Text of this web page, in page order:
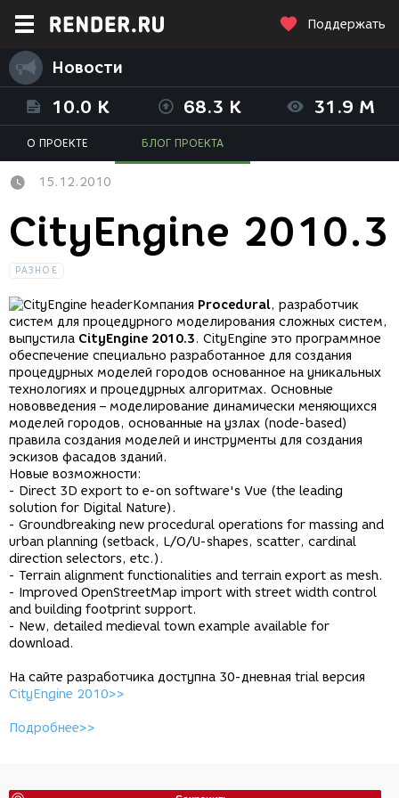
Поддержать
Новости
10.0 K 68.3 K 31.9 M
О ПРОЕКТЕ БЛОГ ПРОЕКТА
15.12.2010
CityEngine 2010.3
РАЗНОЕ
Компания Procedural, разработчик
систем для процедурного моделирования сложных систем,
выпустила CityEngine 2010.3. CityEngine это программное
обеспечение специально разработанное для создания
процедурных моделей городов основанное на уникальных
технологиях и процедурных алгоритмах. Основные
нововведения – моделирование динамически меняющихся
моделей городов, основанные на узлах (node-based)
правила создания моделей и инструменты для создания
эскизов фасадов зданий.
Новые возможности:
- Direct 3D export to e-on software's Vue (the leading
solution for Digital Nature).
- Groundbreaking new procedural operations for massing and
urban planning (setback, L/O/U-shapes, scatter, cardinal
direction selectors, etc.).
- Terrain alignment functionalities and terrain export as mesh.
- Improved OpenStreetMap import with street width control
and building footprint support.
- New, detailed medieval town example available for
download.
На сайте разработчика доступна 30-дневная trial версия
CityEngine 2010>>
Подробнее>>